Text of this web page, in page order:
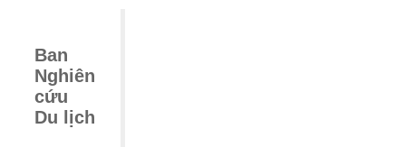
Ban
Nghiên
cứu
Du lịch